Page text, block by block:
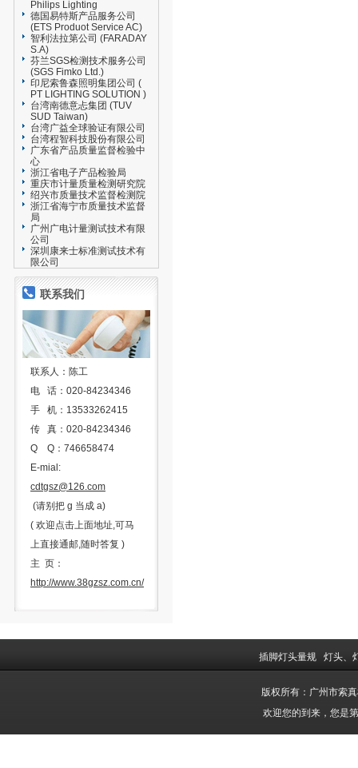
Philips Lighting
德国易特斯产品服务公司
(ETS Produot Service AC)
智利法拉第公司 (FARADAY
S.A)
芬兰SGS检测技术服务公司
(SGS Fimko Ltd.)
印尼索鲁森照明集团公司 (
PT LIGHTING SOLUTION )
台湾南德意忐集团 (TUV
SUD Taiwan)
台湾广益全球验证有限公司
台湾程智科技股份有限公司
广东省产品质量监督检验中
心
浙江省电子产品检验局
重庆市计量质量检测研究院
绍兴市质量技术监督检测院
浙江省海宁市质量技术监督
局
广州广电计量测试技术有限
公司
深圳康来士标准测试技术有
限公司
联系我们
联系人：陈工
电 话：020-84234346
手 机：13533262415
传 真：020-84234346
Q Q：746658474
E-mial:
cdtgsz@126.com
(请别把 g 当成 a)
( 欢迎点击上面地址,可马
上直接通邮,随时答复 )
主 页：
http://www.38gzsz.com.cn/
插脚灯头量规 灯头、
版权所有：广州市索
欢迎您的到来，您是第